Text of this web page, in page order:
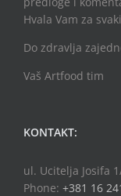
Hvala Vam za
Do zdravlja
Vaš Artfood tim
KONTAKT:
ul. Ucitelja Josifa
Phone: +381 16